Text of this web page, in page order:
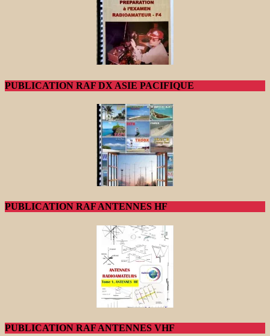
PUBLICATION RAF DX ASIE PACIFIQUE
PUBLICATION RAF ANTENNES HF
PUBLICATION RAF ANTENNES VHF